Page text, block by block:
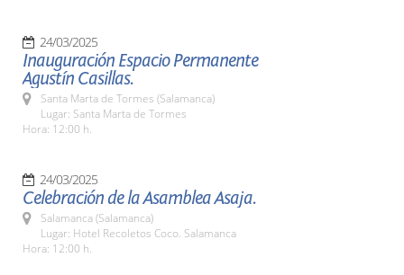
24/03/2025
Inauguración Espacio Permanente
Agustín Casillas.
Santa Marta de Tormes (Salamanca)
Lugar: Santa Marta de Tormes
Hora: 12:00 h.
24/03/2025
Celebración de la Asamblea Asaja.
Salamanca (Salamanca)
Lugar: Hotel Recoletos Coco. Salamanca
Hora: 12:00 h.